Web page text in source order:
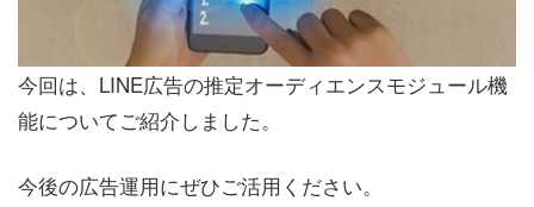
今回は、LINE広告の推定オーディエンスモジュール機
能についてご紹介しました。
今後の広告運用にぜひご活用ください。